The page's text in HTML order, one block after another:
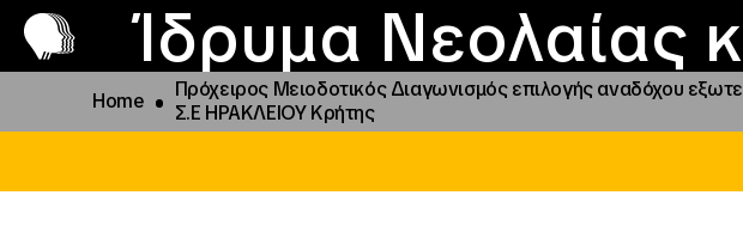
Ίδρυμα Νεολαίας
Το
Home
Πρόχειρος Μειοδοτικός Διαγωνισμός επιλογής αναδόχου
Σ.Ε ΗΡΑΚΛΕΙΟΥ Κρήτης